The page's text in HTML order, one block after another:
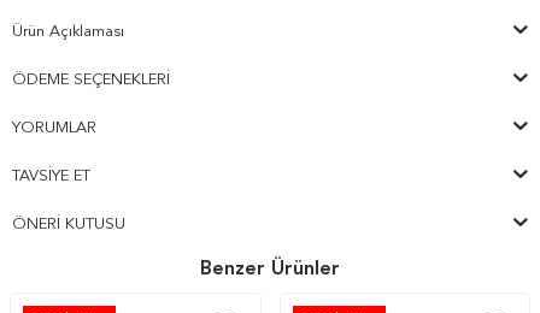
Ürün Açıklaması
ÖDEME SEÇENEKLERI
YORUMLAR
TAVSIYE ET
ÖNERI KUTUSU
Benzer Ürünler